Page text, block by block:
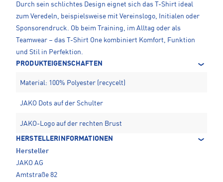
Durch sein schlichtes Design eignet sich das T-Shirt ideal
zum Veredeln, beispielsweise mit Vereinslogo, Initialen oder
Sponsorendruck. Ob beim Training, im Alltag oder als
Teamwear – das T-Shirt One kombiniert Komfort, Funktion
und Stil in Perfektion.
PRODUKTEIGENSCHAFTEN
Material: 100% Polyester (recycelt)
JAKO Dots auf der Schulter
JAKO-Logo auf der rechten Brust
HERSTELLERINFORMATIONEN
Hersteller
JAKO AG
Amtstraße 82